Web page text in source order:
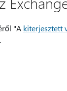
"A kiterjesztett